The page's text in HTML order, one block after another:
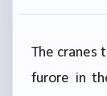
The cranes
furore in